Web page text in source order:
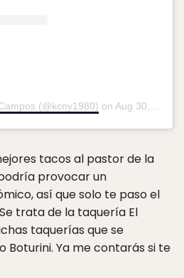
(@kcny1980) on Aug 30, 2017 at 7:10pm PDT
tacos al pastor de la
provocar un
así que solo te paso el
trata de la taquería El
taquerías que se
Boturini. Ya me contarás si te